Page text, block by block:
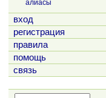
алиасы
вход
регистрация
правила
помощь
связь